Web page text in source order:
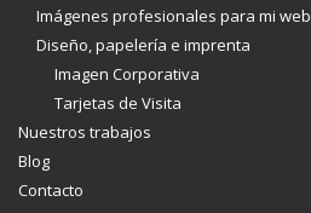
Imágenes profesionales para mi web
Diseño, papelería e imprenta
Imagen Corporativa
Tarjetas de Visita
Nuestros trabajos
Blog
Contacto